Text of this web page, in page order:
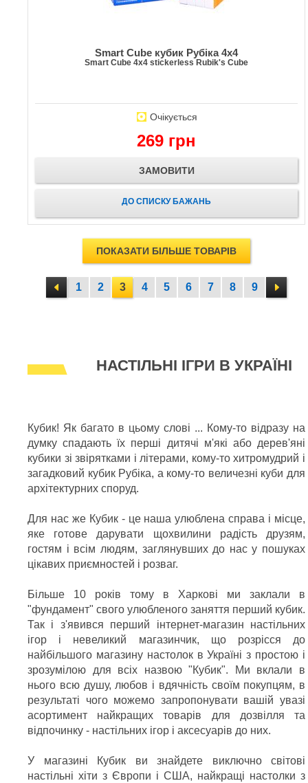
Smart Cube кубик Рубіка 4x4
Smart Cube 4x4 stickerless Rubik's Cube
Очікується
269 грн
ЗАМОВИТИ
ДО СПИСКУ БАЖАНЬ
ПОКАЗАТИ БІЛЬШЕ ТОВАРІВ
1 2 3 4 5 6 7 8 9
НАСТІЛЬНІ ІГРИ В УКРАЇНІ
Кубик! Як багато в цьому слові ... Кому-то відразу на
думку спадають їх перші дитячі м'які або дерев'яні
кубики зі звірятками і літерами, кому-то хитромудрий і
загадковий кубик Рубіка, а кому-то величезні куби для
архітектурних споруд.
Для нас же Кубик - це наша улюблена справа і місце,
яке готове дарувати щохвилини радість друзям,
гостям і всім людям, заглянувших до нас у пошуках
цікавих приємностей і розваг.
Більше 10 років тому в Харкові ми заклали в
"фундамент" свого улюбленого заняття перший кубик.
Так і з'явився перший інтернет-магазин настільних
ігор і невеликий магазинчик, що розрісся до
найбільшого магазину настолок в Україні з простою і
зрозумілою для всіх назвою "Кубик". Ми вклали в
нього всю душу, любов і вдячність своїм покупцям, в
результаті чого можемо запропонувати вашій увазі
асортимент найкращих товарів для дозвілля та
відпочинку - настільних ігор і аксесуарів до них.
У магазині Кубик ви знайдете виключно світові
настільні хіти з Європи і США, найкращі настолки з